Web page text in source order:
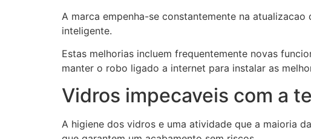
A marca empenha-se constantemente na
inteligente.
Estas melhorias incluem frequentemente novas
manter o robo ligado a internet para instalar as
Vidros impecaveis com a
A higiene dos vidros e uma atividade que a maioria